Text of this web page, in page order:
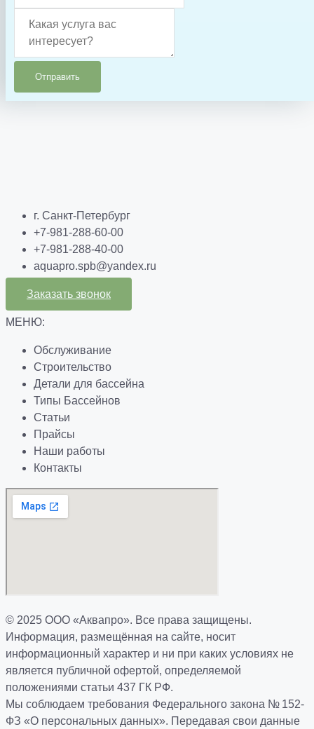
Отправить
г. Санкт-Петербург
+7-981-288-60-00
+7-981-288-40-00
aquapro.spb@yandex.ru
Заказать звонок
МЕНЮ:
Обслуживание
Строительство
Детали для бассейна
Типы Бассейнов
Статьи
Прайсы
Наши работы
Контакты
© 2025 ООО «Аквапро». Все права защищены.
Информация, размещённая на сайте, носит
информационный характер и ни при каких условиях не
является публичной офертой, определяемой
положениями статьи 437 ГК РФ.
Мы соблюдаем требования Федерального закона № 152-
ФЗ «О персональных данных». Передавая свои данные